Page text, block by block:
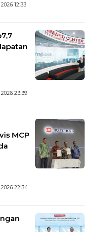
12:33
23:39
MCP
22:34